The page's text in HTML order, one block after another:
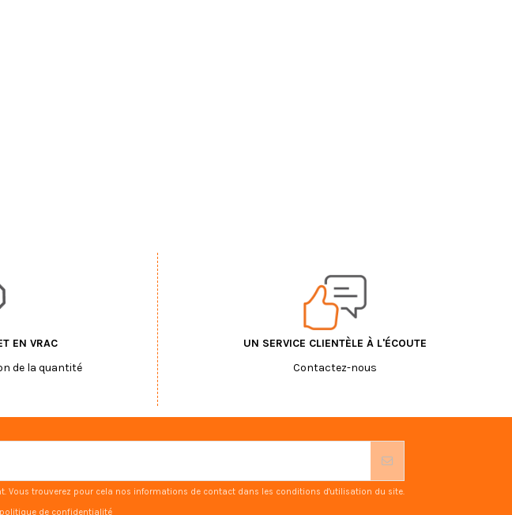
EN VRAC
de la quantité
UN SERVICE CLIENTÈLE À L'ÉCOUTE
Contactez-nous
Vous trouverez pour cela nos informations de contact dans les conditions d'utilisation du site.
de confidentialité